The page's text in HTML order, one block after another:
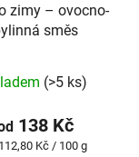
zimy – ovocno-
směs
(>5 ks)
138 Kč
Kč / 100 g